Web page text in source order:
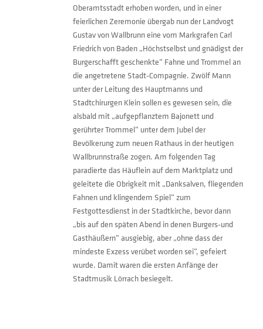
Oberamtsstadt erhoben worden, und in einer
feierlichen Zeremonie übergab nun der Landvogt
Gustav von Wallbrunn eine vom Markgrafen Carl
Friedrich von Baden „Höchstselbst und gnädigst der
Burgerschafft geschenkte“ Fahne und Trommel an
die angetretene Stadt-Compagnie. Zwölf Mann
unter der Leitung des Hauptmanns und
Stadtchirurgen Klein sollen es gewesen sein, die
alsbald mit „aufgepflanztem Bajonett und
gerührter Trommel“ unter dem Jubel der
Bevölkerung zum neuen Rathaus in der heutigen
Wallbrunnstraße zogen. Am folgenden Tag
paradierte das Häuflein auf dem Marktplatz und
geleitete die Obrigkeit mit „Danksalven, fliegenden
Fahnen und klingendem Spiel“ zum
Festgottesdienst in der Stadtkirche, bevor dann
„bis auf den späten Abend in denen Burgers-und
Gasthäußern“ ausgiebig, aber „ohne dass der
mindeste Exzess verübet worden sei“, gefeiert
wurde. Damit waren die ersten Anfänge der
Stadtmusik Lörrach besiegelt.